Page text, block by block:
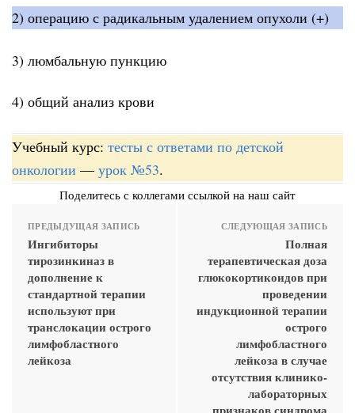
2) операцию с радикальным удалением опухоли (+)
3) люмбальную пункцию
4) общий анализ крови
Учебный курс: тесты с ответами по детской
онкологии — урок №53.
Поделитесь с коллегами ссылкой на наш сайт
ПРЕДЫДУЩАЯ ЗАПИСЬ
Ингибиторы
тирозинкиназ в
дополнение к
стандартной терапии
используют при
транслокации острого
лимфобластного
лейкоза
СЛЕДУЮЩАЯ ЗАПИСЬ
Полная
терапевтическая доза
глюкокортикоидов при
проведении
индукционной терапии
острого
лимфобластного
лейкоза в случае
отсутствия клинико-
лабораторных